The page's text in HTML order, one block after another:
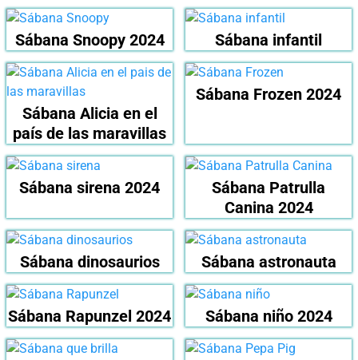
Sábana Snoopy 2024 Sábana infantil
Sábana Alicia en el
país de las maravillas
Sábana Frozen 2024
Sábana sirena 2024
Sábana Patrulla
Canina 2024
Sábana dinosaurios Sábana astronauta
Sábana Rapunzel 2024 Sábana niño 2024